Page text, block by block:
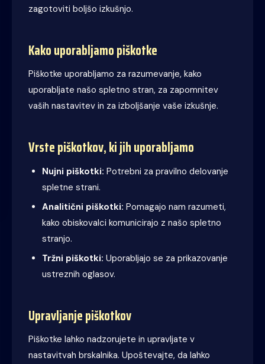
zagotoviti boljšo izkušnjo.
Kako uporabljamo piškotke
Piškotke uporabljamo za razumevanje, kako
uporabljate našo spletno stran, za zapomnitev
vaših nastavitev in za izboljšanje vaše izkušnje.
Vrste piškotkov, ki jih uporabljamo
Nujni piškotki: Potrebni za pravilno delovanje
spletne strani.
Analitični piškotki: Pomagajo nam razumeti,
kako obiskovalci komunicirajo z našo spletno
stranjo.
Tržni piškotki: Uporabljajo se za prikazovanje
ustreznih oglasov.
Upravljanje piškotkov
Piškotke lahko nadzorujete in upravljate v
nastavitvah brskalnika. Upoštevajte, da lahko